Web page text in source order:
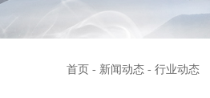
首页 - 新闻动态- 行业动态